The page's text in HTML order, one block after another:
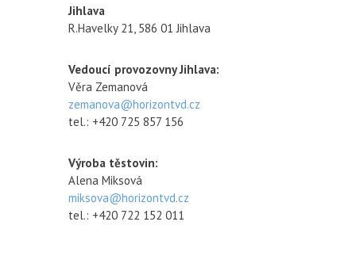
Jihlava
R.Havelky 21, 586 01 Jihlava
Vedoucí provozovny Jihlava:
Věra Zemanová
zemanova@horizontvd.cz
tel.: +420 725 857 156
Výroba těstovin:
Alena Miksová
miksova@horizontvd.cz
tel.: +420 722 152 011